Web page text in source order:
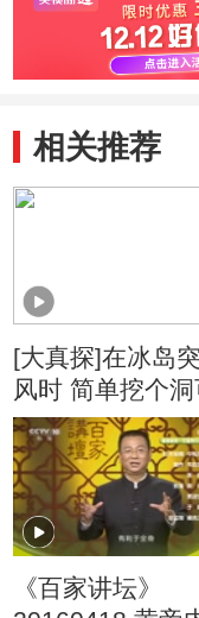
相关推荐
[大真探]在冰岛
风时 简单挖个洞
避捡条命
《百家讲坛》